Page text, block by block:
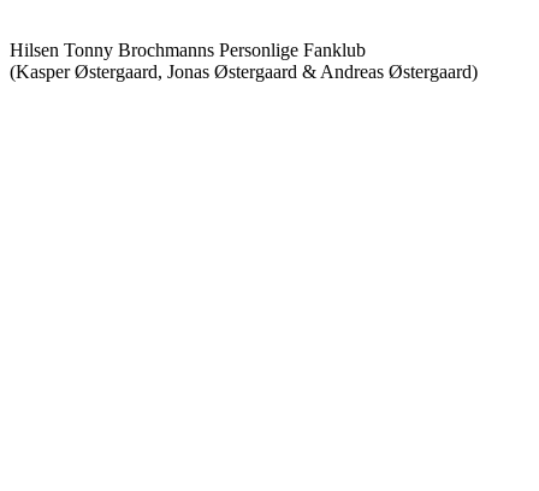
Hilsen Tonny Brochmanns Personlige Fanklub
(Kasper Østergaard, Jonas Østergaard & Andreas Østergaard)